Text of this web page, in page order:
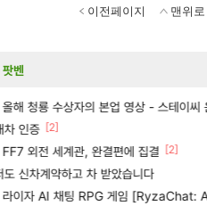
이전페이지 맨위로
“ 경기도 사실상 부도. ” [289]
늘 갑자기 떡상한 팔찌옵션
M 오 미쳣네.. [7]
지 한화 3세트 경기 딜량..jpg
M 미친놈들아니야 ㅡㅡ [10]
팟벤
올해 청룡 수상자의 본업 영상 - 스테이씨
차 인증 [2]
FF7 외전 세계관, 완결편에 집결 [2]
도 신차계약하고 차 받았습니다
라이자 AI 채팅 RPG 게임 [RyzaChat: